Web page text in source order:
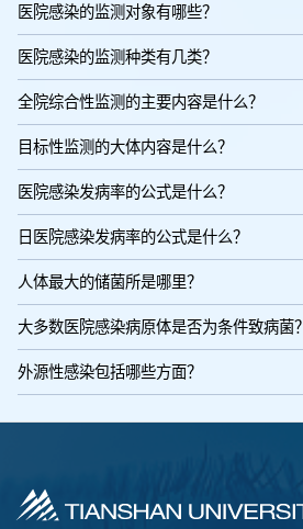
医院感染的监测对象有哪些？
医院感染的监测种类有几类？
全院综合性监测的主要内容是什么？
目标性监测的大体内容是什么？
医院感染发病率的公式是什么？
日医院感染发病率的公式是什么？
人体最大的储菌所是哪里？
大多数医院感染病原体是否为条件致病菌？
外源性感染包括哪些方面？